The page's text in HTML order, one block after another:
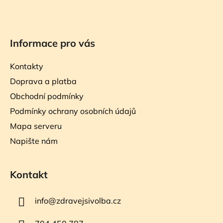
Informace pro vás
Kontakty
Doprava a platba
Obchodní podmínky
Podmínky ochrany osobních údajů
Mapa serveru
Napište nám
Kontakt
info@zdravejsivolba.cz